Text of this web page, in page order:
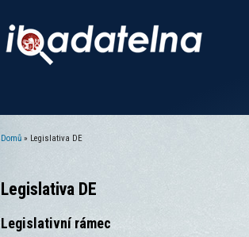
Domů » Legislativa DE
Legislativa DE
Legislativní rámec